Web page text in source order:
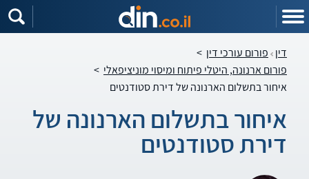
דין פורום עורכי דין >
פורום ארנונה, היטלי פיתוח ומיסוי מוניציפאלי >
איחור בתשלום הארנונה של דירת סטודנטים
איחור בתשלום הארנונה של
דירת סטודנטים